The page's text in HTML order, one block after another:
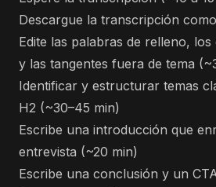
Descargue la transcripción
Edite las palabras de relleno,
y las tangentes fuera de tema
Identificar y estructurar temas
H2 (~30–45 min)
Escribe una introducción que
entrevista (~20 min)
Escribe una conclusión y un